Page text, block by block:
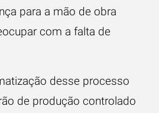
para a mão de obra
com a falta de
desse processo
de produção controlado